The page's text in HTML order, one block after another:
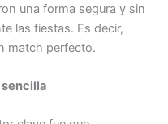
una forma segura y sin
las fiestas. Es decir,
match perfecto.
sencilla